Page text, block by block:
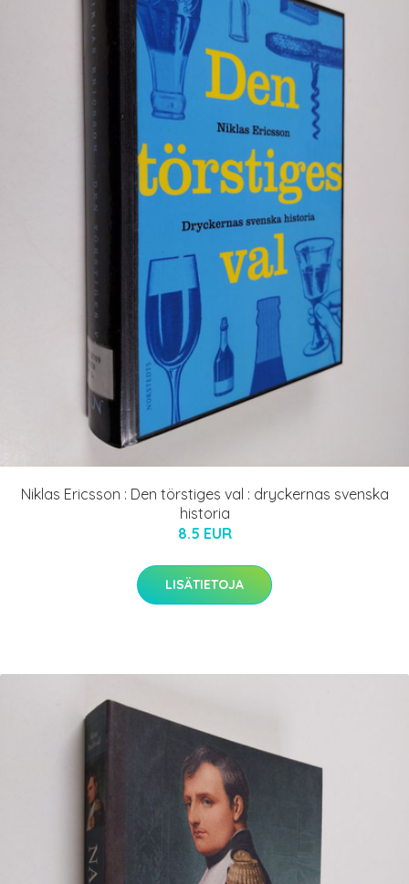
Niklas Ericsson : Den törstiges val : dryckernas svenska
historia
8.5 EUR
LISÄTIETOJA